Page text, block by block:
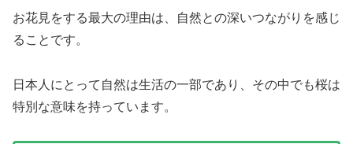
お花見をする最大の理由は、自然との深いつながりを感じ
ることです。
日本人にとって自然は生活の一部であり、その中でも桜は
特別な意味を持っています。